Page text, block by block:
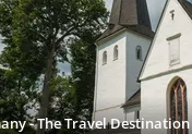
- The Travel Destination